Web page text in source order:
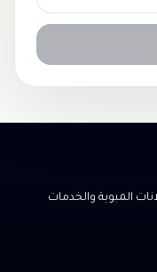
المبوبة والخدمات